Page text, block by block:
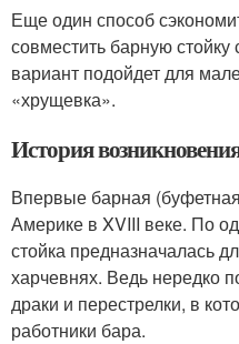
Еще один способ
совместить барную
вариант подойдет для
«хрущевка».
История
Впервые барная
Америке в XVIII веке. По
стойка предназначалась
харчевнях. Ведь нередко
драки и перестрелки, в
работники бара.